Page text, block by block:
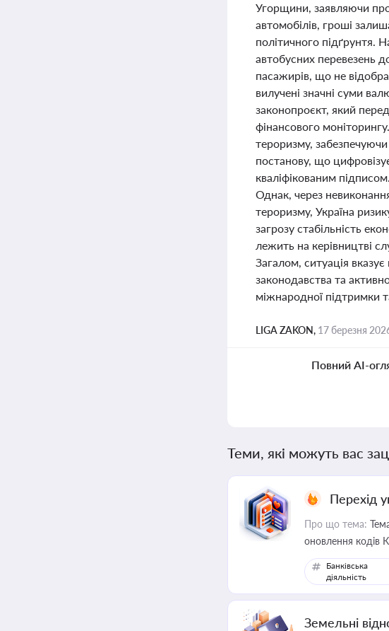
Угорщини, заявляючи
автомобілів, гроші
політичного підґрунтя.
автобусних перевезень
пасажирів, що не
вилучені значні суми
законопроєкт, який
фінансового
тероризму,
постанову, що
кваліфікованим
Однак, через
тероризму, Україна
загрозу стабільність
лежить на керівництві
Загалом, ситуація
законодавства та
міжнародної підтримки
LIGA ZAKON, 17 березня
Повний AI-
Теми, які можуть вас
Перехід
Про що тема:
оновлення кодів
Банківська
діяльність
Земельні